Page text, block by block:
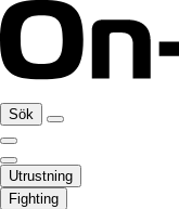
Sök
Utrustning
Fighting